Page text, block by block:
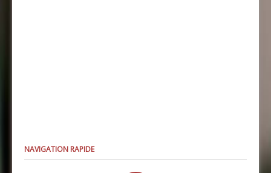
NAVIGATION RAPIDE